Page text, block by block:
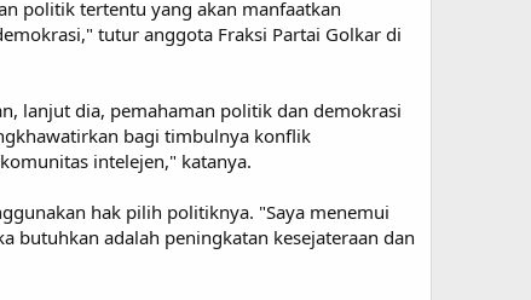
politik tertentu yang akan manfaatkan
tutur anggota Fraksi Partai Golkar di
lanjut dia, pemahaman politik dan demokrasi
bagi timbulnya konflik
intelejen," katanya.
hak pilih politiknya. "Saya menemui
butuhkan adalah peningkatan kesejateraan dan